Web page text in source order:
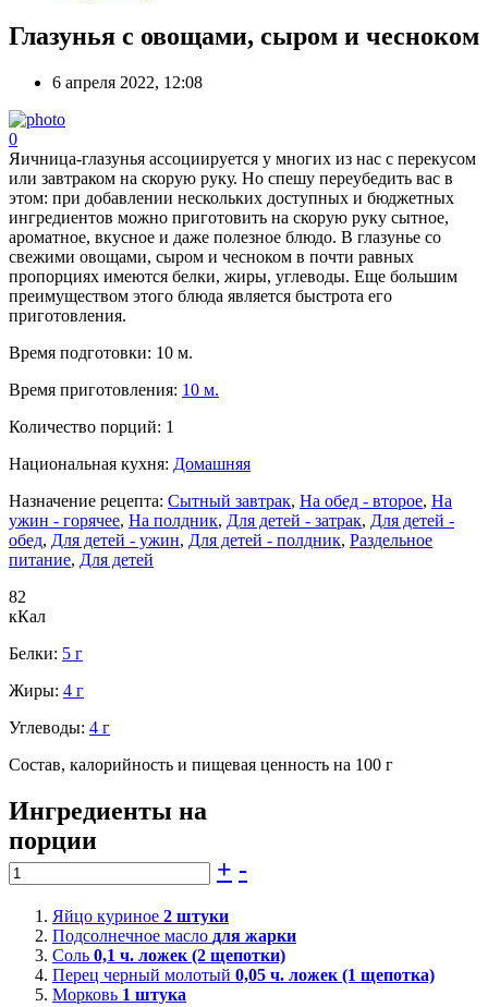
Глазунья с овощами, сыром и чесноком
6 апреля 2022, 12:08
0
Яичница-глазунья ассоциируется у многих из нас с перекусом
или завтраком на скорую руку. Но спешу переубедить вас в
этом: при добавлении нескольких доступных и бюджетных
ингредиентов можно приготовить на скорую руку сытное,
ароматное, вкусное и даже полезное блюдо. В глазунье со
свежими овощами, сыром и чесноком в почти равных
пропорциях имеются белки, жиры, углеводы. Еще большим
преимуществом этого блюда является быстрота его
приготовления.
Время подготовки: 10 м.
Время приготовления: 10 м.
Количество порций: 1
Национальная кухня: Домашняя
Назначение рецепта: Сытный завтрак, На обед - второе, На
ужин - горячее, На полдник, Для детей - затрак, Для детей -
обед, Для детей - ужин, Для детей - полдник, Раздельное
питание, Для детей
82
кКал
Белки: 5 г
Жиры: 4 г
Углеводы: 4 г
Состав, калорийность и пищевая ценность на 100 г
Ингредиенты на
порции
+ -
Яйцо куриное 2 штуки
Подсолнечное масло для жарки
Соль 0,1 ч. ложек (2 щепотки)
Перец черный молотый 0,05 ч. ложек (1 щепотка)
Морковь 1 штука